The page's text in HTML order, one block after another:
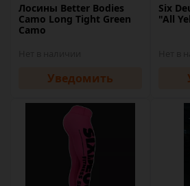
Лосины Better Bodies
Camo Long Tight Green
Camo
Уведомить
Six
"All